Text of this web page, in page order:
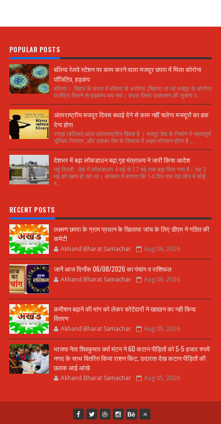
POPULAR POSTS
बलिया रेलवे स्टेशन पर काम करने वाला मजदूर छपरा में मिला कोरोना
पॉजिटिव, हड़कंप
बलिया। बिहार के छपरा में बलिया से अररिया (बिहार) जा रहे मजदूर के कोरोना
पाजेटिव मिलने से हड़कम्प मच गया। छपरा जिला प्रशासन की सूचना प...
अंतरराष्ट्रीय मजदूर दिवस बधाई देने से काम नहीं चलेगा मजदूरों का हक
देना होगा
रसड़ा (बलिया) आज अंतरराष्ट्रीय दिवस है । मजदूर देश के निर्माण में महत्वपूर्ण
भूमिका निभाता ,और उसका देश के विकास में अहम योगदान होता है ,...
देशभर में बढ़ा लॉकडाउन बढ़ा,गृह मंत्रालय ने जारी किया आदेश
नई दिल्ली. देश में लॉकडाउन 4 मई से 17 मई तक बढ़ा दिया गया है। यह 3
मई को खत्म हो रहा था। सरकार ने बताया कि 14 दिन तक रेड जोन में कोई
र...
RECENT POSTS
लक्ष्मण छपरा के ग्राम प्रधान के खिलाफ जांच के लिए डीएम ने गठित की
कमेटी
Akhand Bharat Samachar Aug 06, 2026
जानें आज दिनाँक 06/08/2026 का पंचांग व राशिफल
Akhand Bharat Samachar Aug 06, 2026
कमीशन बढ़ाने की मांग को लेकर कोटेदारों ने खाद्यान का नही किया
वितरण
Akhand Bharat Samachar Aug 05, 2026
भाजपा नेता शिवकुमार वर्मा मंटन ने 60 कटान पीड़ितों को 5-5 हजार रुपये
नगद के साथ वितरित किया राशन किट, उदारता देख कटान पीड़ितों की
छलक आई आंखे
Akhand Bharat Samachar Aug 05, 2026